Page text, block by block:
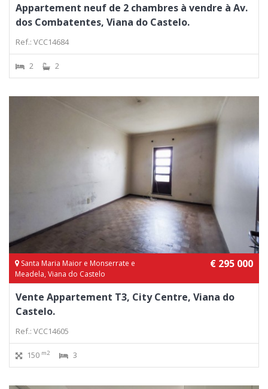
Appartement neuf de 2 chambres à vendre à Av.
dos Combatentes, Viana do Castelo.
Ref.: VCC14684
2 2
Santa Maria Maior e Monserrate e
Meadela, Viana do Castelo
€ 295 000
Vente Appartement T3, City Centre, Viana do
Castelo.
Ref.: VCC14605
150 m2 3